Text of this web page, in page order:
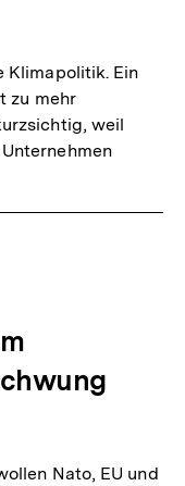
Klimapolitik. Ein
zu mehr
weil
Nato, EU und